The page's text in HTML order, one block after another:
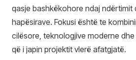
qasje bashkëkohore ndaj ndërtimit
hapësirave. Fokusi është te
cilësore, teknologjive moderne
që i japin projektit vlerë afatgjatë.